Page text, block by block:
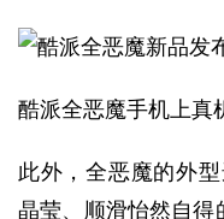
酷派全恶魔手机上真
此外，全恶魔的外
晶莹、顺滑怡然自得